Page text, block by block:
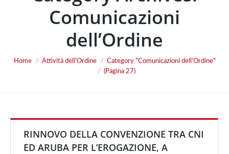
Comunicazioni
dell’Ordine
You are here:
Home Attività dell'Ordine
Category "Comunicazioni dell’Ordine"
(Pagina 27)
RINNOVO DELLA CONVENZIONE TRA CNI
ED ARUBA PER L’EROGAZIONE, A